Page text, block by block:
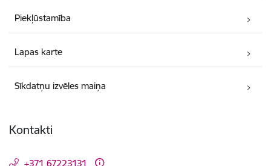
Piekļūstamība
Lapas karte
Sīkdatņu izvēles maiņa
Kontakti
+371 67223131